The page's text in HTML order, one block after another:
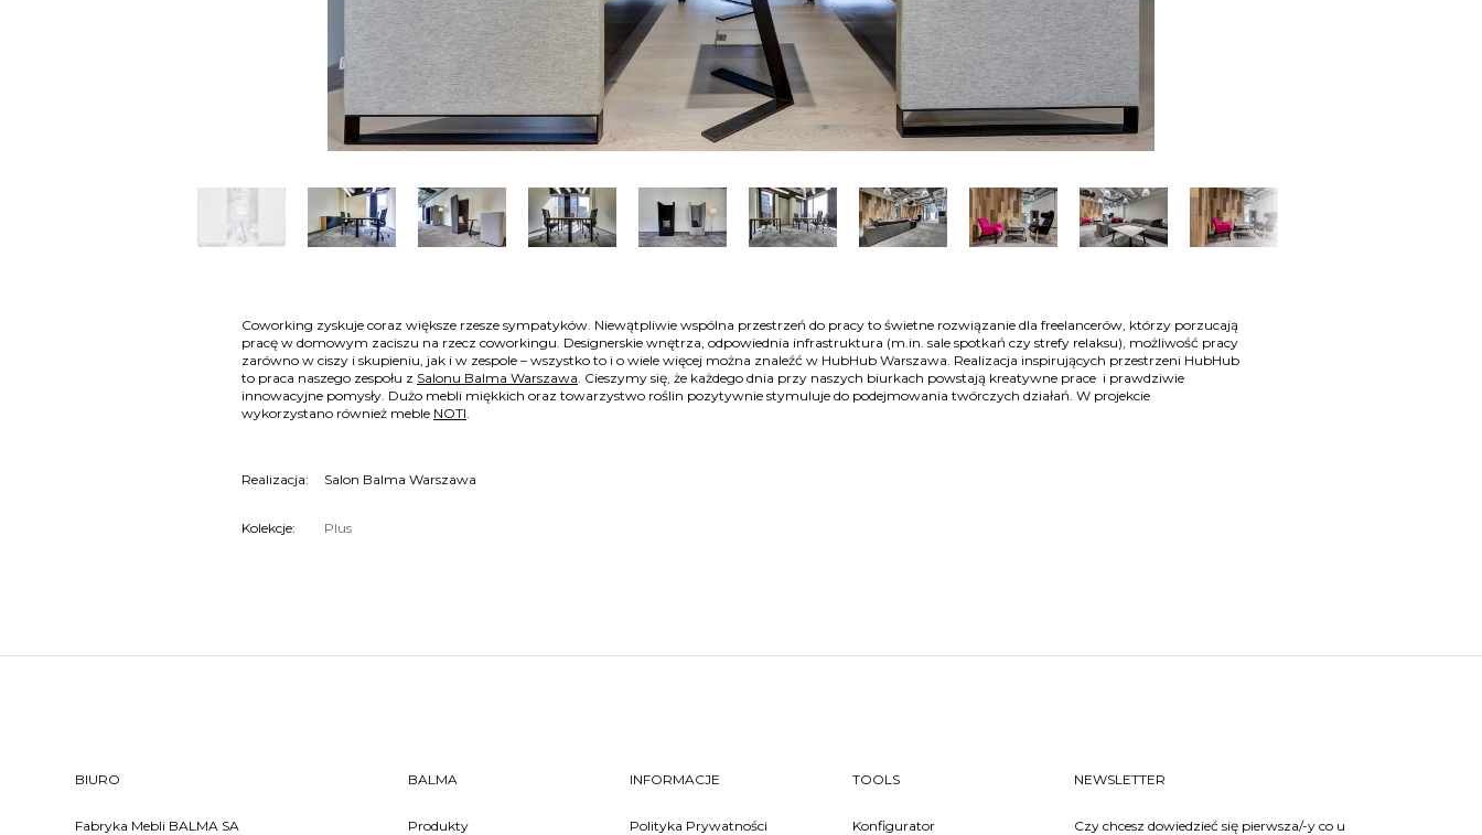
Coworking zyskuje coraz większe rzesze sympatyków. Niewątpliwie wspólna przestrzeń do pracy to świetne rozwiązanie dla freelancerów, którzy porzucają
pracę w domowym zaciszu na rzecz coworkingu. Designerskie wnętrza, odpowiednia infrastruktura (m.in. sale spotkań czy strefy relaksu), możliwość pracy
zarówno w ciszy i skupieniu, jak i w zespole – wszystko to i o wiele więcej można znaleźć w HubHub Warszawa. Realizacja inspirujących przestrzeni HubHub
to praca naszego zespołu z Salonu Balma Warszawa. Cieszymy się, że każdego dnia przy naszych biurkach powstają kreatywne prace i prawdziwie
innowacyjne pomysły. Dużo mebli miękkich oraz towarzystwo roślin pozytywnie stymuluje do podejmowania twórczych działań. W projekcie
wykorzystano również meble NOTI.
Realizacja: Salon Balma Warszawa
Kolekcje: Plus
BIURO
Fabryka Mebli BALMA SA
BALMA
Produkty
INFORMACJE
Polityka Prywatności
TOOLS
Konfigurator
NEWSLETTER
Czy chcesz dowiedzieć się pierwsza/-y co u